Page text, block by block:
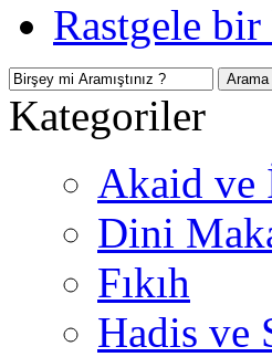
Rastgele
Kategoriler
Akaid ve
Dini
Fıkıh
Hadis ve